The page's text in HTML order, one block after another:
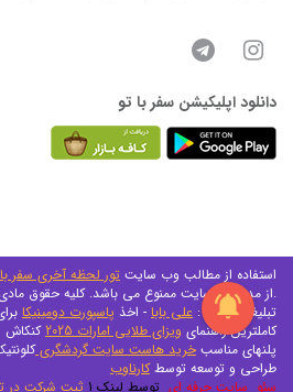
دانلود اپلیکیشن سفر با تو
استفاده از مطالب وب سایت تور لحظه آخری سفر
از مدیریت سایت ممنوع می باشد. کلیه حقوق مادی و معنوی محفوظ می باشد.
تبلیغات متنی : علی بابا - اخذ پاسپورت دومینیکا
کاملترین راهنمای ویزای طلایی امارات 2025
کنکاش
پلنهای مناسب خرید هاست سایت گردشگری
طراحی و توسعه توسطکارناوب
سئو سایت حرفه ای توسط لینک 1 ثبت شرکت در